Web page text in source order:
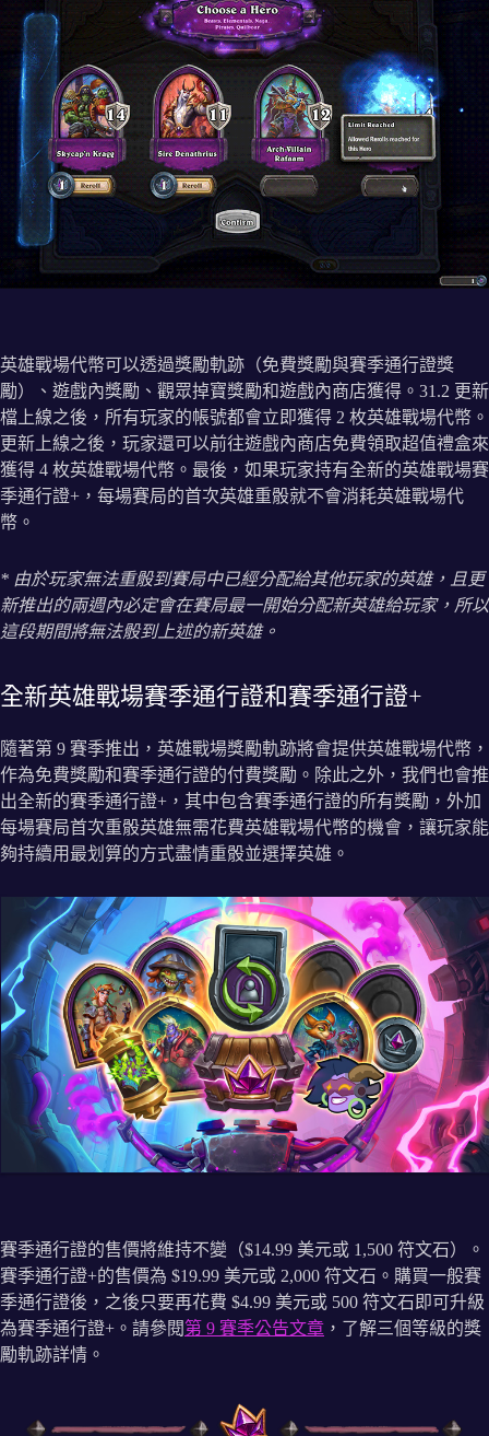
英雄戰場代幣可以透過獎勵軌跡（免費獎勵與賽季通行證獎
勵）、遊戲內獎勵、觀眾掉寶獎勵和遊戲內商店獲得。31.2 更新
檔上線之後，所有玩家的帳號都會立即獲得 2 枚英雄戰場代幣。
更新上線之後，玩家還可以前往遊戲內商店免費領取超值禮盒來
獲得 4 枚英雄戰場代幣。最後，如果玩家持有全新的英雄戰場賽
季通行證+，每場賽局的首次英雄重骰就不會消耗英雄戰場代
幣。
* 由於玩家無法重骰到賽局中已經分配給其他玩家的英雄，且更
新推出的兩週內必定會在賽局最一開始分配新英雄給玩家，所以
這段期間將無法骰到上述的新英雄。
全新英雄戰場賽季通行證和賽季通行證+
隨著第 9 賽季推出，英雄戰場獎勵軌跡將會提供英雄戰場代幣，
作為免費獎勵和賽季通行證的付費獎勵。除此之外，我們也會推
出全新的賽季通行證+，其中包含賽季通行證的所有獎勵，外加
每場賽局首次重骰英雄無需花費英雄戰場代幣的機會，讓玩家能
夠持續用最划算的方式盡情重骰並選擇英雄。
賽季通行證的售價將維持不變（$14.99 美元或 1,500 符文石）。
賽季通行證+的售價為 $19.99 美元或 2,000 符文石。購買一般賽
季通行證後，之後只要再花費 $4.99 美元或 500 符文石即可升級
為賽季通行證+。請參閱第 9 賽季公告文章 ，了解三個等級的獎
勵軌跡詳情。